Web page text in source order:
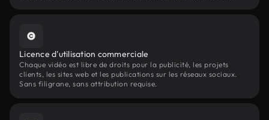
Licence d'utilisation commerciale
Chaque vidéo est libre de droits pour la publicité, les projets
clients, les sites web et les publications sur les réseaux sociaux.
Sans filigrane, sans attribution requise.